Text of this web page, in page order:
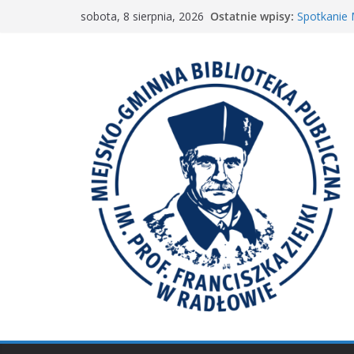
sobota, 8 sierpnia, 2026 Ostatnie wpisy: Spotkanie